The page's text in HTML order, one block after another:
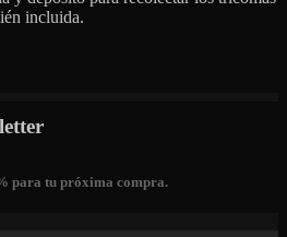
incluida.
para tu próxima compra.